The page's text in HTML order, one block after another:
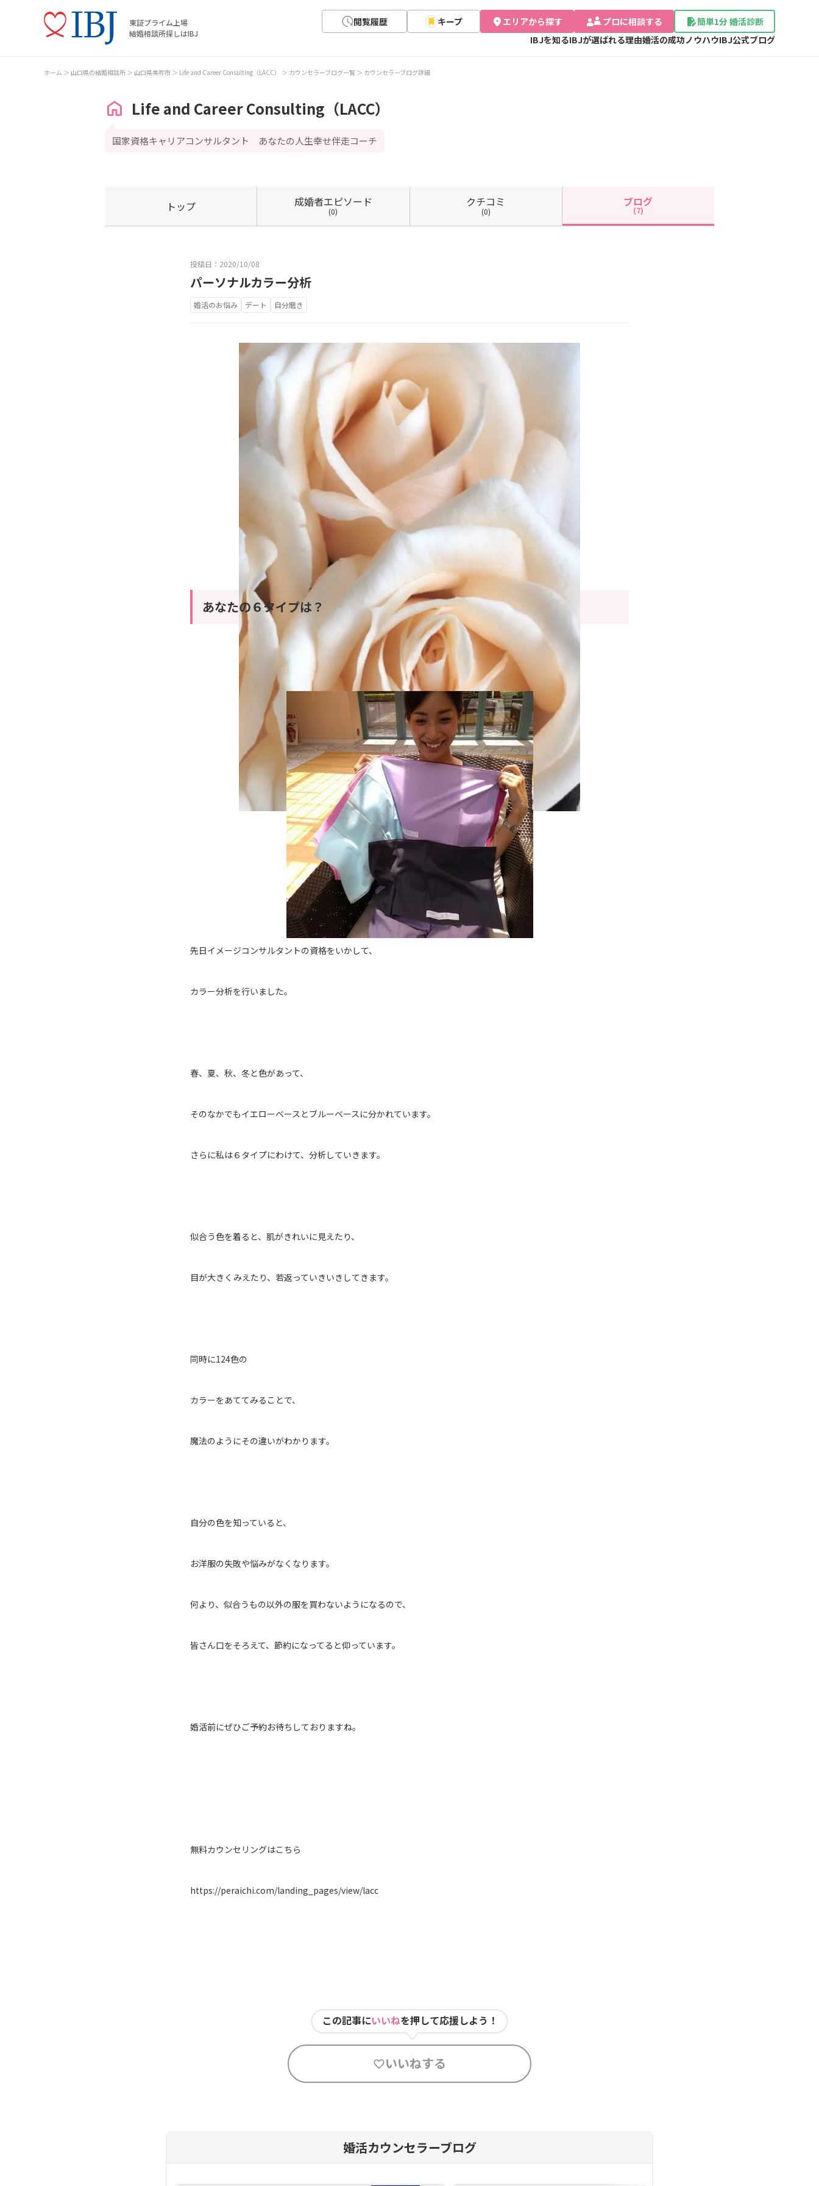
東証プライム上場
結婚相談所探しはIBJ
閲覧履歴 キープ エリアから探す プロに相談する
簡単1分 婚活診断
IBJを知るIBJが選ばれる理由婚活の成功ノウハウIBJ公式ブログ
ホーム 山口県の結婚相談所 山口県美祢市 Life and Career Consulting（LACC） カウンセラーブログ一覧 カウンセラーブログ詳細
Life and Career Consulting（LACC）
国家資格キャリアコンサルタント あなたの人生幸せ伴走コーチ
トップ 成婚者エピソード
(0)
クチコミ
(0)
ブログ
(7)
投稿日：2020/10/08
パーソナルカラー分析
婚活のお悩み デート 自分磨き
あなたの６タイプは？
先日イメージコンサルタントの資格をいかして、
カラー分析を行いました。
春、夏、秋、冬と色があって、
そのなかでもイエローベースとブルーベースに分かれています。
さらに私は６タイプにわけて、分析していきます。
似合う色を着ると、肌がきれいに見えたり、
目が大きくみえたり、若返っていきいきしてきます。
同時に124色の
カラーをあててみることで、
魔法のようにその違いがわかります。
自分の色を知っていると、
お洋服の失敗や悩みがなくなります。
何より、似合うもの以外の服を買わないようになるので、
皆さん口をそろえて、節約になってると仰っています。
婚活前にぜひご予約お待ちしておりますね。
無料カウンセリングはこちら
https://peraichi.com/landing_pages/view/lacc
この記事にいいねを押して応援しよう！
いいねする
婚活カウンセラーブログ